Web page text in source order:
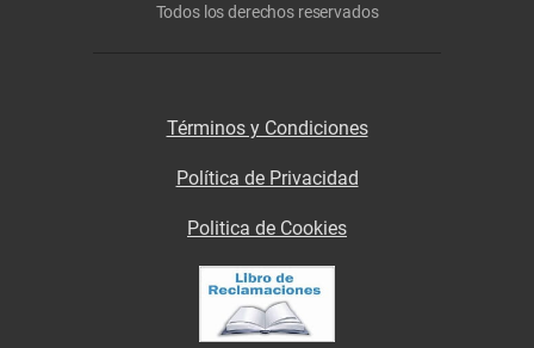
Todos los derechos reservados
Términos y Condiciones
Política de Privacidad
Politica de Cookies